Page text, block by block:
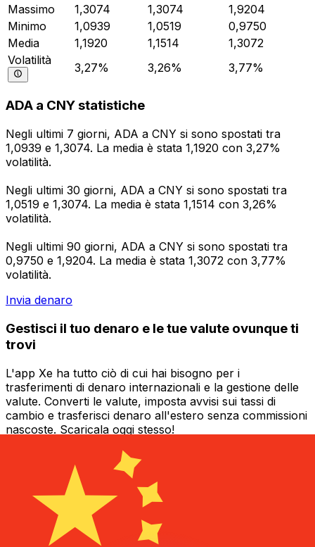
Massimo
1,3074 1,3074
1,9204
Minimo
1,0939 1,0519
0,9750
Media
1,1920 1,1514
1,3072
Volatilità
3,27% 3,26% 3,77%
ADA a CNY statistiche
Negli ultimi 7 giorni, ADA a CNY si sono spostati tra
1,0939 e 1,3074. La media è stata 1,1920 con 3,27%
volatilità.
Negli ultimi 30 giorni, ADA a CNY si sono spostati tra
1,0519 e 1,3074. La media è stata 1,1514 con 3,26%
volatilità.
Negli ultimi 90 giorni, ADA a CNY si sono spostati tra
0,9750 e 1,9204. La media è stata 1,3072 con 3,77%
volatilità.
Invia denaro
Gestisci il tuo denaro e le tue valute ovunque ti
trovi
L'app Xe ha tutto ciò di cui hai bisogno per i
trasferimenti di denaro internazionali e la gestione delle
valute. Converti le valute, imposta avvisi sui tassi di
cambio e trasferisci denaro all'estero senza commissioni
nascoste. Scaricala oggi stesso!